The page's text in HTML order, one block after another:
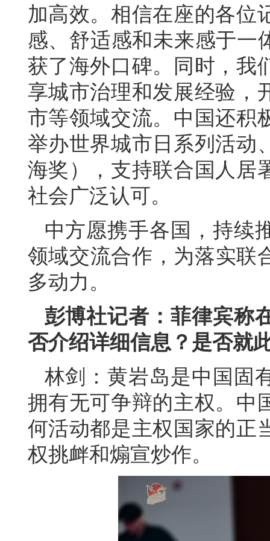
加高效。相信在座的各位
感、舒适感和未来感于一
获了海外口碑。同时，我
享城市治理和发展经验，
市等领域交流。中国还积
举办世界城市日系列活动
海奖），支持联合国人居
社会广泛认可。
中方愿携手各国，持续
领域交流合作，为落实联
多动力。
彭博社记者：菲律宾称
否介绍详细信息？是否就
林剑：黄岩岛是中国固
拥有无可争辩的主权。中
何活动都是主权国家的正
权挑衅和煽宣炒作。